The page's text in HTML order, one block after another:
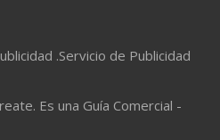
.Servicio de Publicidad
Es una Guía Comercial -